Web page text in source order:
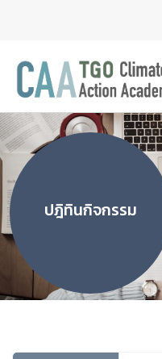
ปฎิทินกิจกรรม